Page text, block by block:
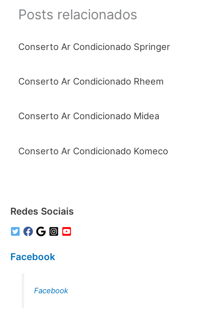
Posts relacionados
Conserto Ar Condicionado Springer
Conserto Ar Condicionado Rheem
Conserto Ar Condicionado Midea
Conserto Ar Condicionado Komeco
Redes Sociais
Facebook
Facebook